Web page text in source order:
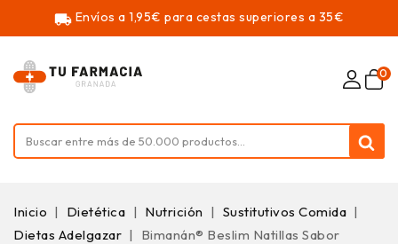
local_shipping Envíos a 1,95€ para cestas superiores a 35€
0
Inicio Dietética Nutrición
Sustitutivos Comida
Dietas Adelgazar
Bimanán® Beslim Natillas Sabor